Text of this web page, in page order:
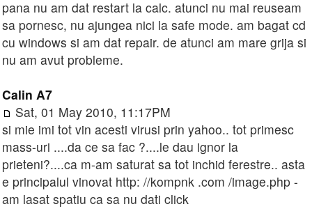
pana nu am dat restart la calc. atunci nu mai reuseam
sa pornesc, nu ajungea nici la safe mode. am bagat cd
cu windows si am dat repair. de atunci am mare grija si
nu am avut probleme.
Calin A7
Sat, 01 May 2010, 11:17PM
si mie imi tot vin acesti virusi prin yahoo.. tot primesc
mass-uri ....da ce sa fac ?....le dau ignor la
prieteni?....ca m-am saturat sa tot inchid ferestre.. asta
e principalul vinovat http: //kompnk .com /image.php -
am lasat spatiu ca sa nu dati click